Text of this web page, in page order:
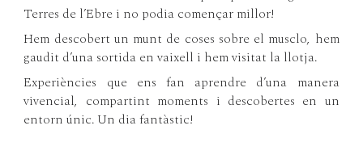
Terres de l’Ebre i no podia començar millor!
Hem descobert un munt de coses sobre el musclo, hem
gaudit d’una sortida en vaixell i hem visitat la llotja.
Experiències que ens fan aprendre d’una manera
vivencial, compartint moments i descobertes en un
entorn únic. Un dia fantàstic!